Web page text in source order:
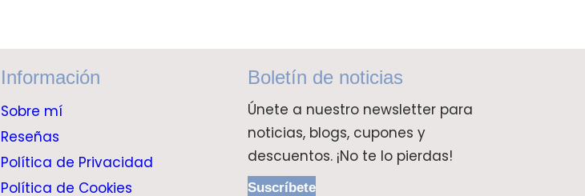
Información
Sobre mí
Reseñas
Política de Privacidad
Política de Cookies
Boletín de noticias
Únete a nuestro newsletter para
noticias, blogs, cupones y
descuentos. ¡No te lo pierdas!
Suscríbete